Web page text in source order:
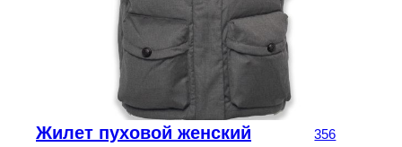
цена составляла 146 875 ₸.
Жилет пуховой женский
356